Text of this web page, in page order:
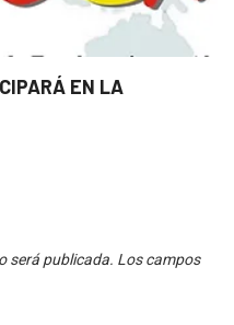
EN LA
será publicada. Los campos